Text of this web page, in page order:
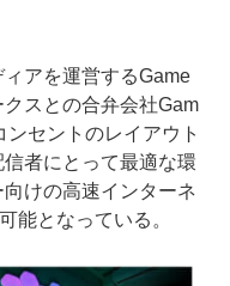
アを運営するGame
スとの合弁会社Gam
セントのレイアウト
者にとって最適な環
けの高速インターネ
能となっている。